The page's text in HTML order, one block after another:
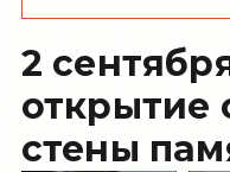
2
открытие
стены